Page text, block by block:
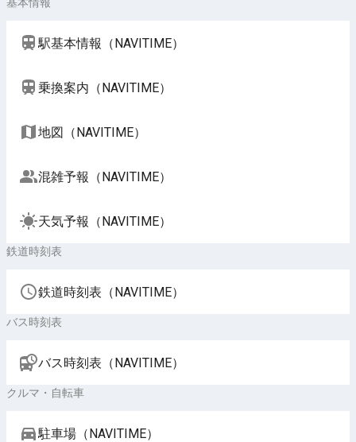
駅基本情報（NAVITIME）
乗換案内（NAVITIME）
地図（NAVITIME）
混雑予報（NAVITIME）
天気予報（NAVITIME）
鉄道時刻表
鉄道時刻表（NAVITIME）
バス時刻表
バス時刻表（NAVITIME）
クルマ・自転車
駐車場（NAVITIME）